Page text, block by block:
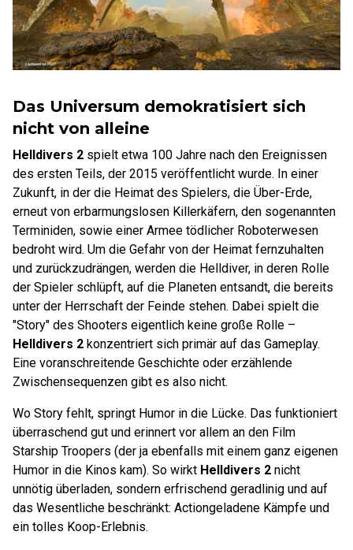
Das Universum demokratisiert sich
nicht von alleine
Helldivers 2 spielt etwa 100 Jahre nach den Ereignissen
des ersten Teils, der 2015 veröffentlicht wurde. In einer
Zukunft, in der die Heimat des Spielers, die Über-Erde,
erneut von erbarmungslosen Killerkäfern, den sogenannten
Terminiden, sowie einer Armee tödlicher Roboterwesen
bedroht wird. Um die Gefahr von der Heimat fernzuhalten
und zurückzudrängen, werden die Helldiver, in deren Rolle
der Spieler schlüpft, auf die Planeten entsandt, die bereits
unter der Herrschaft der Feinde stehen. Dabei spielt die
"Story" des Shooters eigentlich keine große Rolle –
Helldivers 2 konzentriert sich primär auf das Gameplay.
Eine voranschreitende Geschichte oder erzählende
Zwischensequenzen gibt es also nicht.
Wo Story fehlt, springt Humor in die Lücke. Das funktioniert
überraschend gut und erinnert vor allem an den Film
Starship Troopers (der ja ebenfalls mit einem ganz eigenen
Humor in die Kinos kam). So wirkt Helldivers 2 nicht
unnötig überladen, sondern erfrischend geradlinig und auf
das Wesentliche beschränkt: Actiongeladene Kämpfe und
ein tolles Koop-Erlebnis.